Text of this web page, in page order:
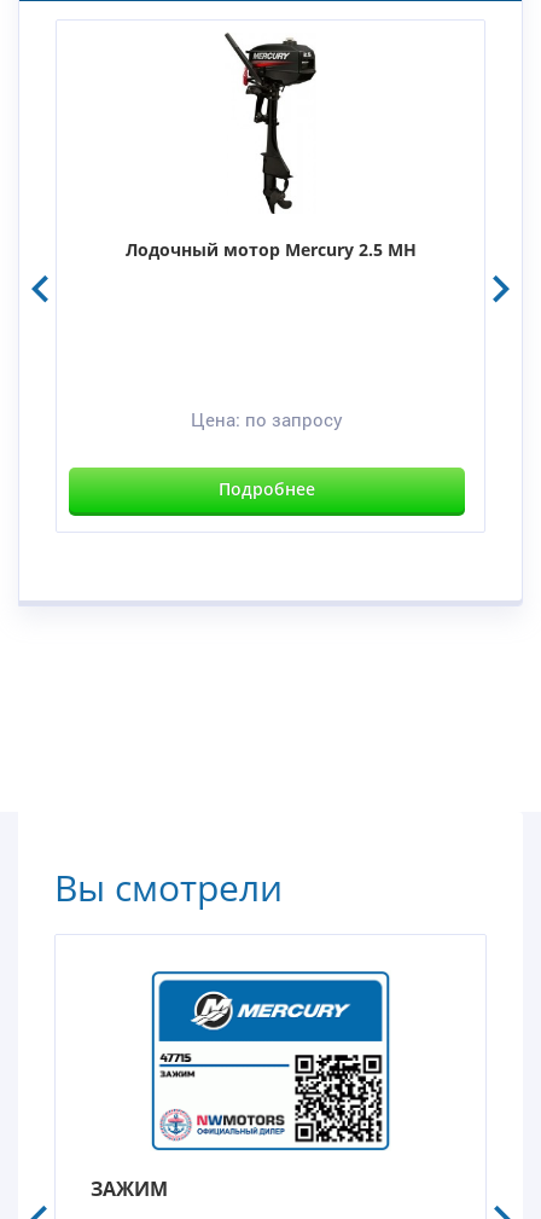
Лодочный мотор Mercury 2.5 MH
Цена: по запросу
Подробнее
Вы смотрели
ЗАЖИМ